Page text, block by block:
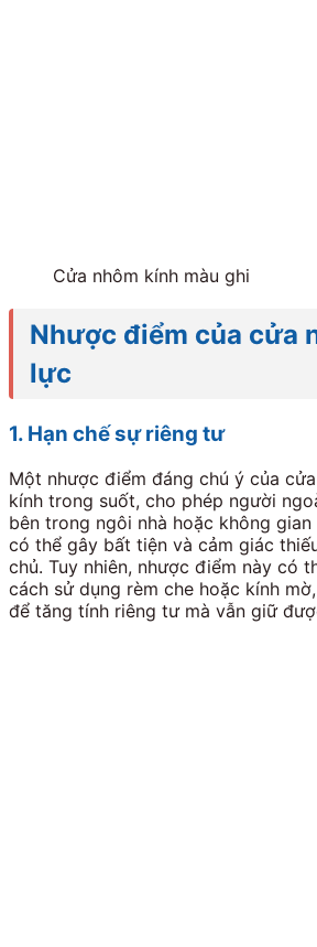
Cửa nhôm kính màu ghi
Nhược điểm của cửa
lực
1. Hạn chế sự riêng tư
Một nhược điểm đáng chú ý của
kính trong suốt, cho phép người
bên trong ngôi nhà hoặc không
có thể gây bất tiện và cảm giác
chủ. Tuy nhiên, nhược điểm này có
cách sử dụng rèm che hoặc kính
để tăng tính riêng tư mà vẫn giữ